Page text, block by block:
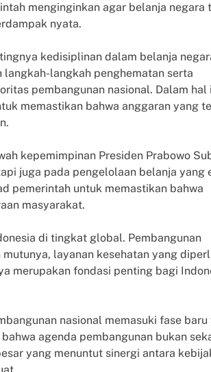
menginginkan agar belanja negara
nyata.
kedisiplinan dalam belanja
langkah penghematan serta
pembangunan nasional. Dalam hal
memastikan bahwa anggaran yang
kepemimpinan Presiden Prabowo
juga pada pengelolaan belanja yang
pemerintah untuk memastikan bahwa
masyarakat.
di tingkat global. Pembangunan
layanan kesehatan yang
merupakan fondasi penting bagi
nasional memasuki fase baru
agenda pembangunan bukan
yang menuntut sinergi antara